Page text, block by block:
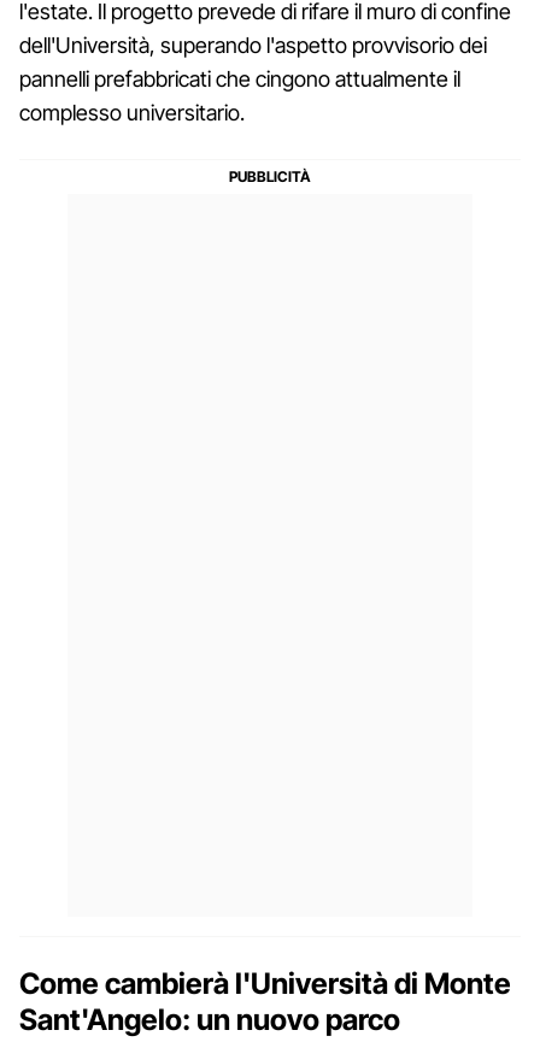
l'estate. Il progetto prevede di rifare il muro di confine
dell'Università, superando l'aspetto provvisorio dei
pannelli prefabbricati che cingono attualmente il
complesso universitario.
Come cambierà l'Università di Monte
Sant'Angelo: un nuovo parco